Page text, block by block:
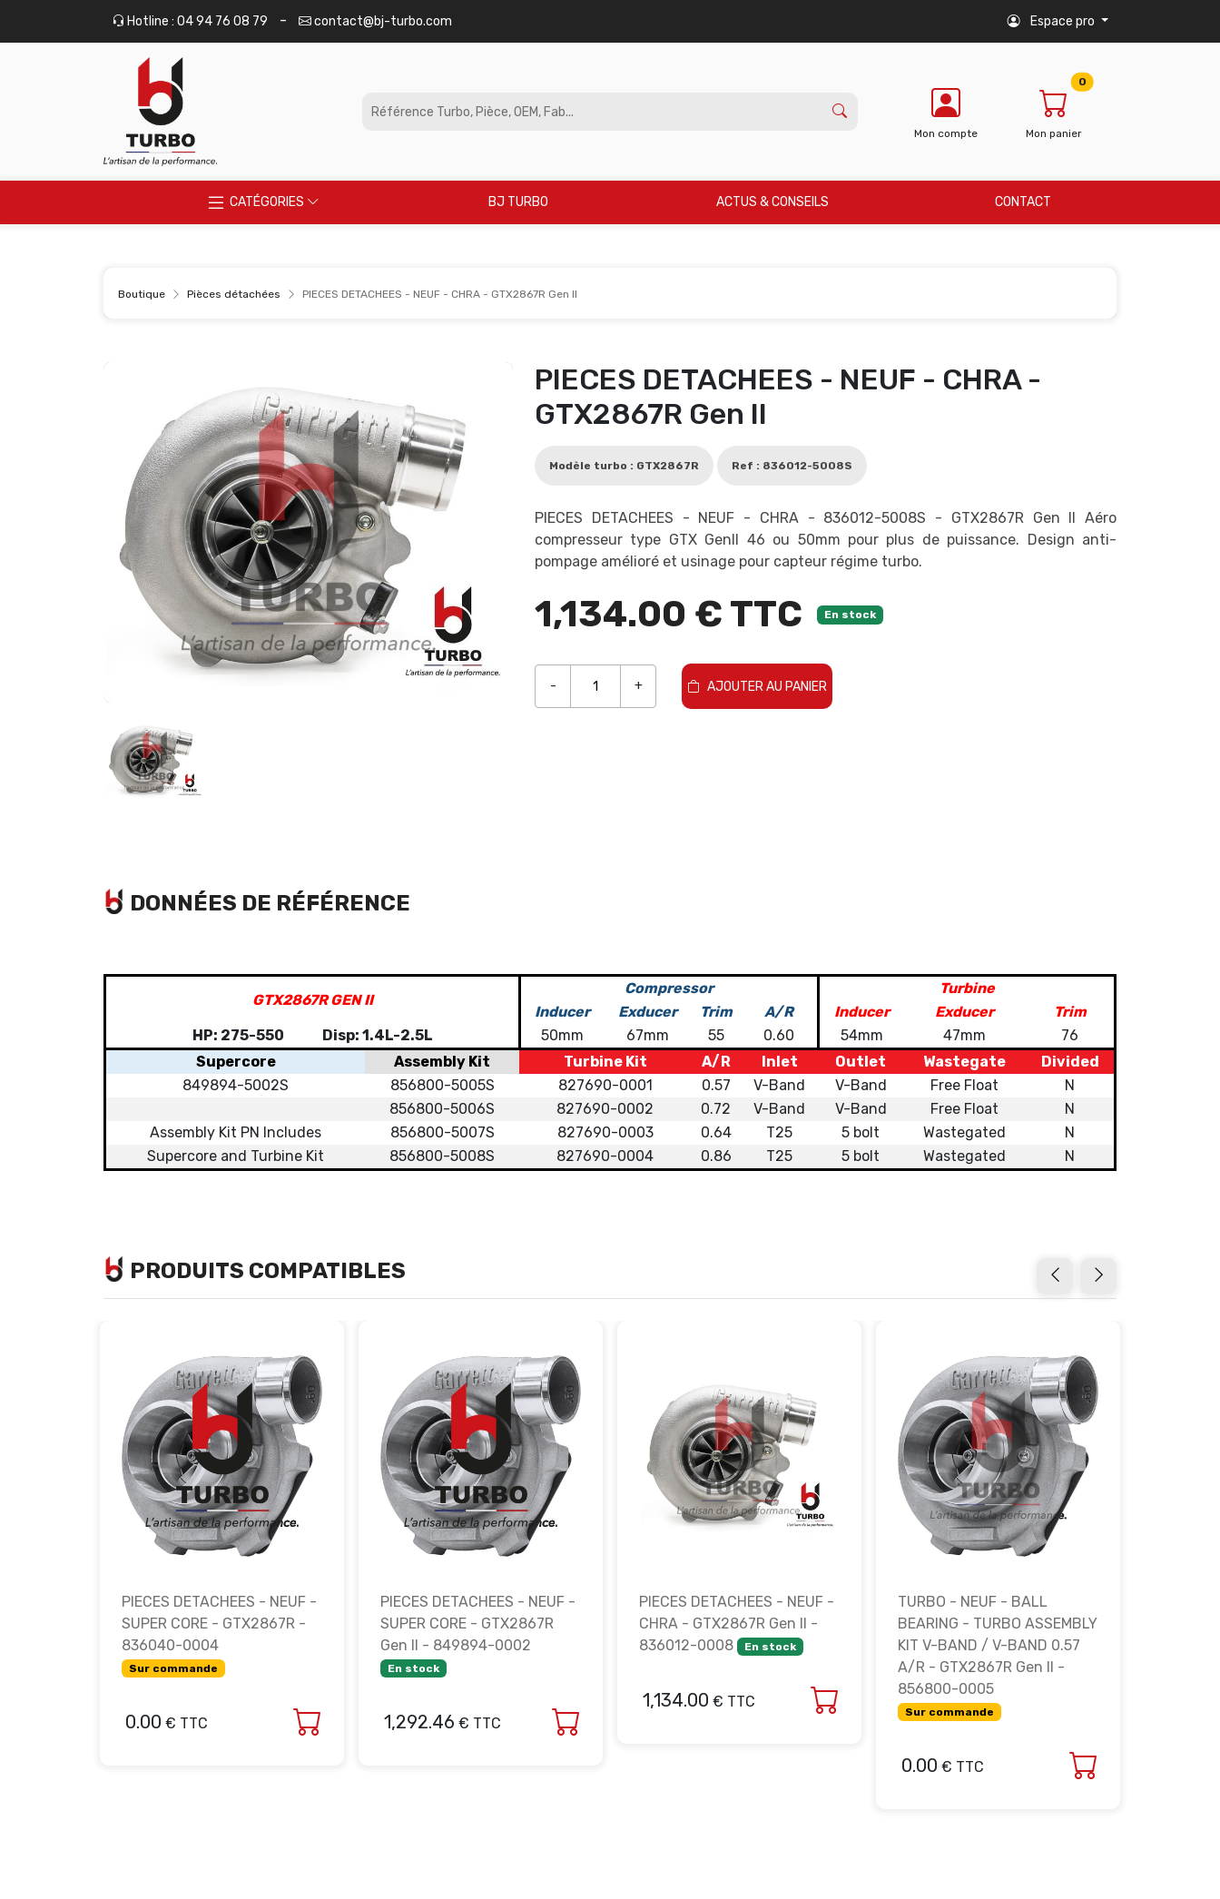
Hotline : 04 94 76 08 79 - contact@bj-turbo.com Espace pro
Mon compte Mon panier
0
CATÉGORIES BJ TURBO ACTUS & CONSEILS CONTACT
Boutique Pièces détachées PIECES DETACHEES - NEUF - CHRA - GTX2867R Gen II
PIECES DETACHEES - NEUF - CHRA -
GTX2867R Gen II
Modèle turbo : GTX2867R Ref : 836012-5008S
PIECES DETACHEES - NEUF - CHRA - 836012-5008S - GTX2867R Gen II Aéro
compresseur type GTX GenII 46 ou 50mm pour plus de puissance. Design anti-
pompage amélioré et usinage pour capteur régime turbo.
1,134.00 € TTC En stock
- + AJOUTER AU PANIER
DONNÉES DE RÉFÉRENCE
GTX2867R GEN II
Compressor
Turbine
Inducer
Exducer Trim A/R Inducer Exducer
Trim
HP: 275-550 Disp: 1.4L-2.5L
50mm 67mm 55 0.60 54mm 47mm
76
Supercore
Assembly Kit Turbine Kit A/R Inlet Outlet Wastegate
Divided
849894-5002S
856800-5005S 827690-0001 0.57 V-Band V-Band Free Float
N
856800-5006S
827690-0002 0.72 V-Band V-Band Free Float
N
Assembly Kit PN Includes
856800-5007S 827690-0003 0.64 T25 5 bolt Wastegated
N
Supercore and Turbine Kit
856800-5008S 827690-0004 0.86 T25 5 bolt Wastegated N
PRODUITS COMPATIBLES
PIECES DETACHEES - NEUF -
SUPER CORE - GTX2867R -
836040-0004
Sur commande
0.00 € TTC
PIECES DETACHEES - NEUF -
SUPER CORE - GTX2867R
Gen II - 849894-0002
En stock
1,292.46 € TTC
PIECES DETACHEES - NEUF -
CHRA - GTX2867R Gen II -
836012-0008
En stock
1,134.00 € TTC
TURBO - NEUF - BALL
BEARING - TURBO ASSEMBLY
KIT V-BAND / V-BAND 0.57
A/R - GTX2867R Gen II -
856800-0005
Sur commande
0.00 € TTC
Panneau de gestion des cookies